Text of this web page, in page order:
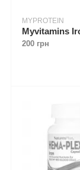
MYPROTEIN
200 грн